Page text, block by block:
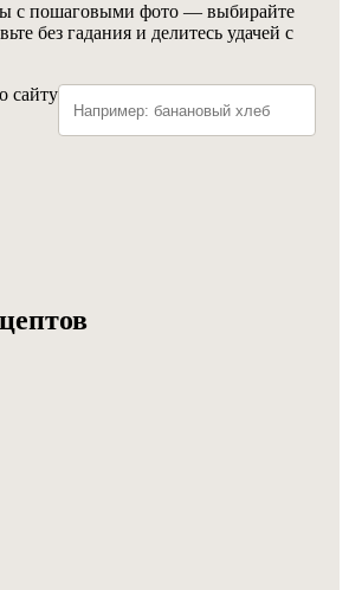
с пошаговыми фото — выбирайте
без гадания и делитесь удачей с
сайту